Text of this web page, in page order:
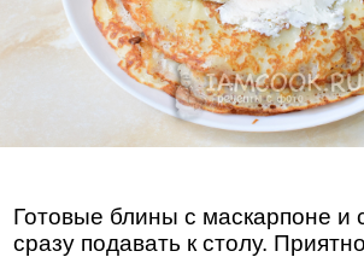
Готовые блины с маскарпоне и
сразу подавать к столу.